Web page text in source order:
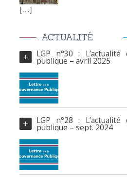
[…]
ACTUALITÉ
LGP n°30 :
publique – avril 2025
LGP n°28 :
publique – sept. 2024